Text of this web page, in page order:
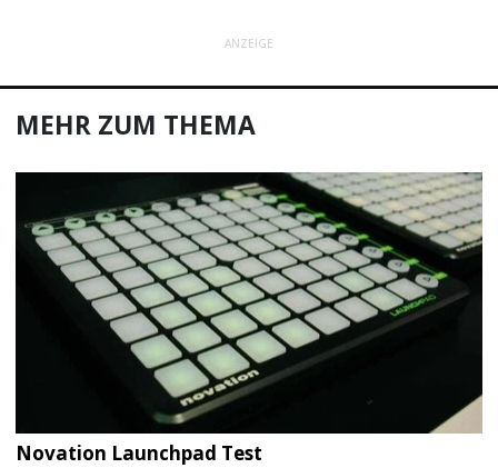
ANZEIGE
MEHR ZUM THEMA
Novation Launchpad Test